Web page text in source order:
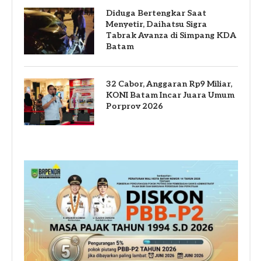
Diduga Bertengkar Saat
Menyetir, Daihatsu Sigra
Tabrak Avanza di Simpang KDA
Batam
32 Cabor, Anggaran Rp9 Miliar,
KONI Batam Incar Juara Umum
Porprov 2026